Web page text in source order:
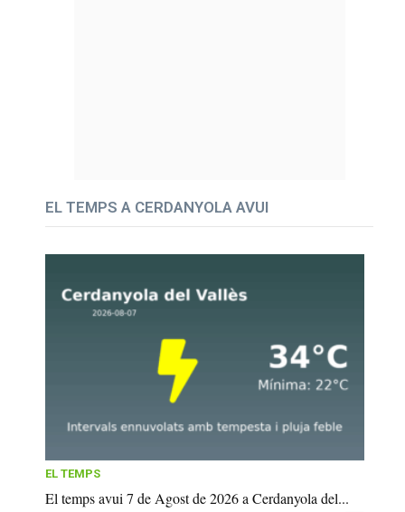
EL TEMPS A CERDANYOLA AVUI
EL TEMPS
El temps avui 7 de Agost de 2026 a Cerdanyola del...